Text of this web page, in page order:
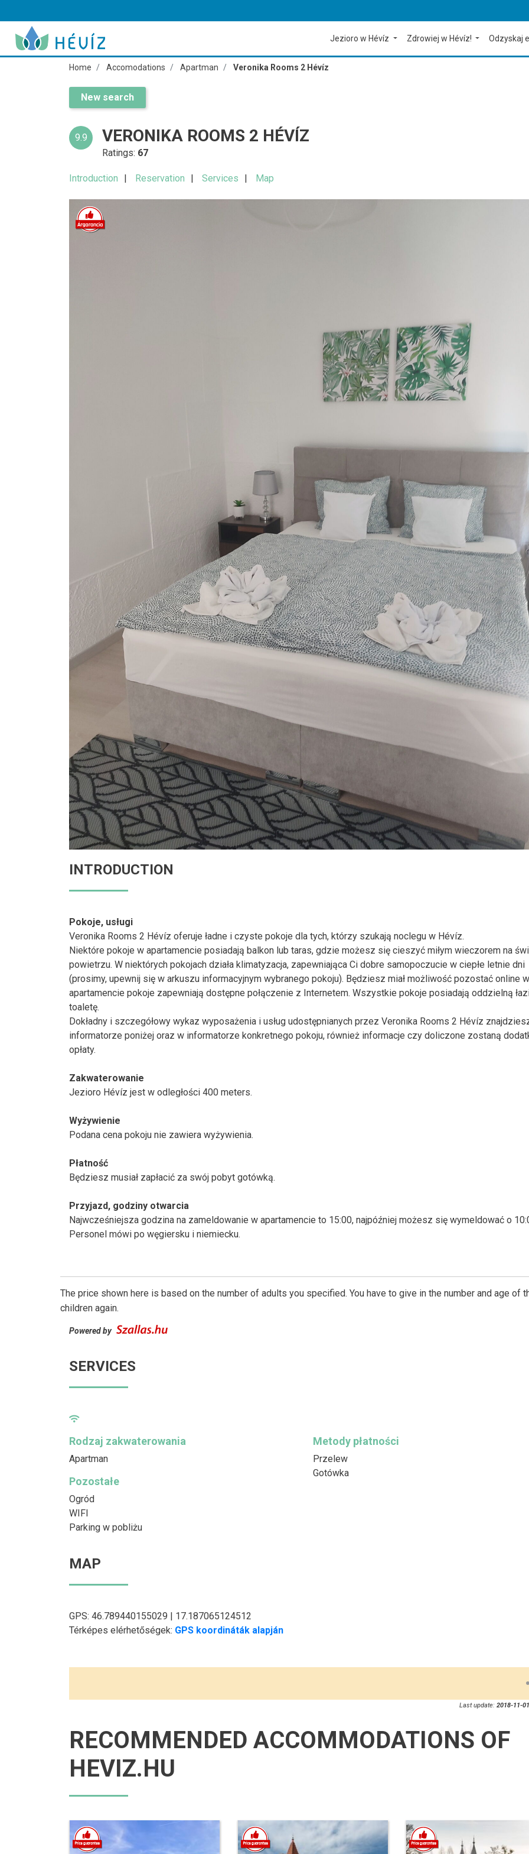
Jezioro w Hévíz Zdrowiej w Hévíz! Odzyskaj
Home Accomodations Apartman Veronika Rooms 2 Hévíz
New search
9.9 VERONIKA ROOMS 2 HÉVÍZ
Ratings: 67
Introduction Reservation Services Map
INTRODUCTION
Pokoje, usługi
Veronika Rooms 2 Hévíz oferuje ładne i czyste pokoje dla tych, którzy szukają noclegu w Hévíz.
Niektóre pokoje w apartamencie posiadają balkon lub taras, gdzie możesz się cieszyć miłym wieczorem na
powietrzu. W niektórych pokojach działa klimatyzacja, zapewniająca Ci dobre samopoczucie w ciepłe letnie dni
(prosimy, upewnij się w arkuszu informacyjnym wybranego pokoju). Będziesz miał możliwość pozostać online w
apartamencie pokoje zapewniają dostępne połączenie z Internetem. Wszystkie pokoje posiadają oddzielną
toaletę.
Dokładny i szczegółowy wykaz wyposażenia i usług udostępnianych przez Veronika Rooms 2 Hévíz
informatorze poniżej oraz w informatorze konkretnego pokoju, również informacje czy doliczone zostaną
opłaty.
Zakwaterowanie
Jezioro Hévíz jest w odległości 400 meters.
Wyżywienie
Podana cena pokoju nie zawiera wyżywienia.
Płatność
Będziesz musiał zapłacić za swój pobyt gotówką.
Przyjazd, godziny otwarcia
Najwcześniejsza godzina na zameldowanie w apartamencie to 15:00, najpóźniej możesz się wymeldować o
Personel mówi po węgiersku i niemiecku.
The price shown here is based on the number of adults you specified. You have to give in the number and age of
children again.
Powered by
SERVICES
Rodzaj zakwaterowania
Apartman
Metody płatności
Przelew
Gotówka
Pozostałe
Ogród
WIFI
Parking w pobliżu
MAP
GPS: 46.789440155029 | 17.187065124512
Térképes elérhetőségek: GPS koordináták alapján
Last update: 2018-11-
RECOMMENDED ACCOMMODATIONS OF
HEVIZ.HU